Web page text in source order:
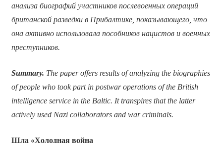
анализа биографий участников послевоенных операций
британской разведки в Прибалтике, показывающего, что
она активно использовала пособников нацистов и военных
преступников.
Summary. The paper offers results of analyzing the biographies
of people who took part in postwar operations of the British
intelligence service in the Baltic. It transpires that the latter
actively used Nazi collaborators and war criminals.
Шла «Холодная война